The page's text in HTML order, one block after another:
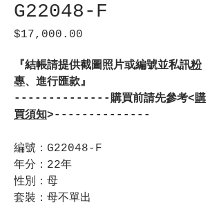
G22048-F
$17,000.00
『結帳請提供截圖照片或編號並私訊粉
專、進行匯款』
--------------購買前請先參考<購
買須知>--------------
編號：G22048-F
年分：22年
性別：母
套裝：母不單出